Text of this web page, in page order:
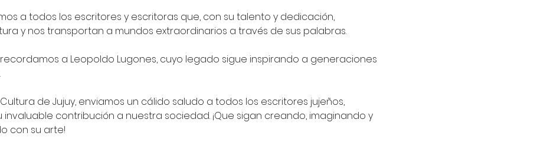
a todos los escritores y escritoras que, con su talento y dedicación,
y nos transportan a mundos extraordinarios a través de sus palabras.
a Leopoldo Lugones, cuyo legado sigue inspirando a generaciones
de Jujuy, enviamos un cálido saludo a todos los escritores jujeños,
contribución a nuestra sociedad. ¡Que sigan creando, imaginando y
con su arte!